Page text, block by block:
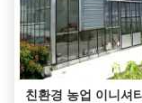
친환경 농업 이니셔